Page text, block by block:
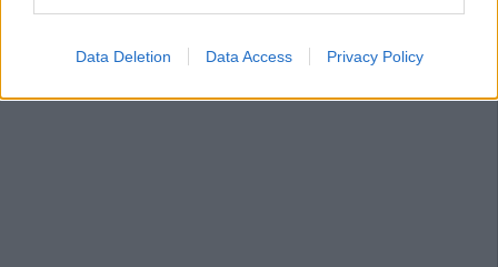
Data Deletion Data Access Privacy Policy